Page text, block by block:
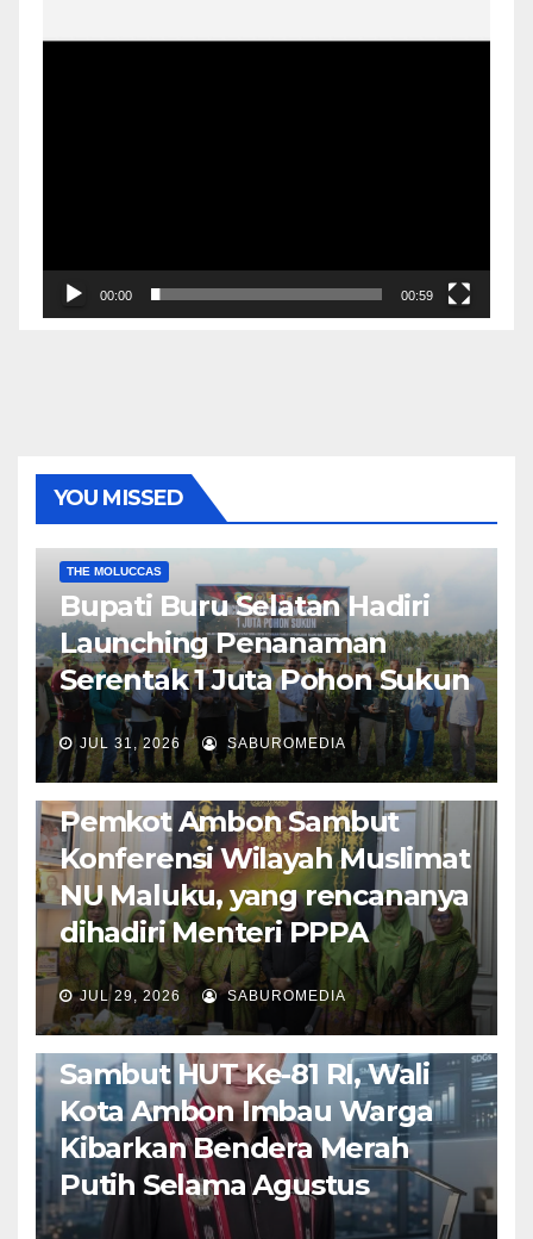
00:00 00:59
YOU MISSED
THE MOLUCCAS
Bupati Buru Selatan Hadiri
Launching Penanaman
Serentak 1 Juta Pohon Sukun
JUL 31, 2026 SABUROMEDIA
AMBON METRO JURNALISME AKTIVIS
POLITIK & PEMERINTAHAN
Pemkot Ambon Sambut
Konferensi Wilayah Muslimat
NU Maluku, yang rencananya
dihadiri Menteri PPPA
JUL 29, 2026 SABUROMEDIA
AMBON METRO POLITIK & PEMERINTAHAN
Sambut HUT Ke-81 RI, Wali
Kota Ambon Imbau Warga
Kibarkan Bendera Merah
Putih Selama Agustus
AMBON METRO JURNALISME AKTIVIS